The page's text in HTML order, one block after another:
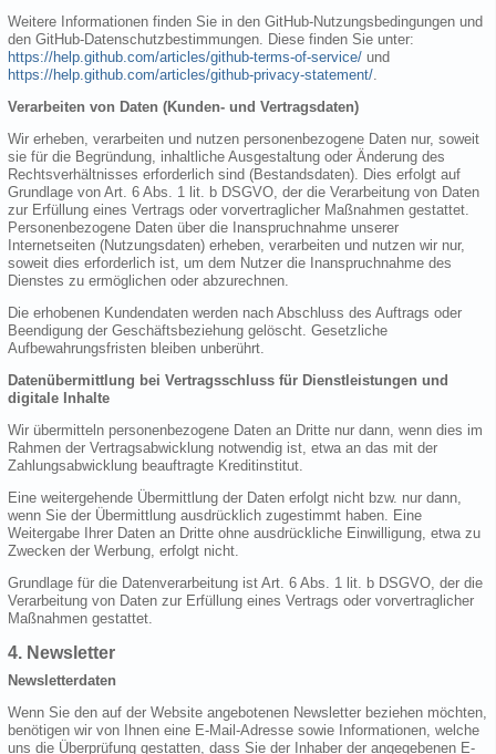
Weitere Informationen finden Sie in den GitHub-Nutzungsbedingungen und
den GitHub-Datenschutzbestimmungen. Diese finden Sie unter:
https://help.github.com/articles/github-terms-of-service/ und
https://help.github.com/articles/github-privacy-statement/.
Verarbeiten von Daten (Kunden- und Vertragsdaten)
Wir erheben, verarbeiten und nutzen personenbezogene Daten nur, soweit
sie für die Begründung, inhaltliche Ausgestaltung oder Änderung des
Rechtsverhältnisses erforderlich sind (Bestandsdaten). Dies erfolgt auf
Grundlage von Art. 6 Abs. 1 lit. b DSGVO, der die Verarbeitung von Daten
zur Erfüllung eines Vertrags oder vorvertraglicher Maßnahmen gestattet.
Personenbezogene Daten über die Inanspruchnahme unserer
Internetseiten (Nutzungsdaten) erheben, verarbeiten und nutzen wir nur,
soweit dies erforderlich ist, um dem Nutzer die Inanspruchnahme des
Dienstes zu ermöglichen oder abzurechnen.
Die erhobenen Kundendaten werden nach Abschluss des Auftrags oder
Beendigung der Geschäftsbeziehung gelöscht. Gesetzliche
Aufbewahrungsfristen bleiben unberührt.
Datenübermittlung bei Vertragsschluss für Dienstleistungen und
digitale Inhalte
Wir übermitteln personenbezogene Daten an Dritte nur dann, wenn dies im
Rahmen der Vertragsabwicklung notwendig ist, etwa an das mit der
Zahlungsabwicklung beauftragte Kreditinstitut.
Eine weitergehende Übermittlung der Daten erfolgt nicht bzw. nur dann,
wenn Sie der Übermittlung ausdrücklich zugestimmt haben. Eine
Weitergabe Ihrer Daten an Dritte ohne ausdrückliche Einwilligung, etwa zu
Zwecken der Werbung, erfolgt nicht.
Grundlage für die Datenverarbeitung ist Art. 6 Abs. 1 lit. b DSGVO, der die
Verarbeitung von Daten zur Erfüllung eines Vertrags oder vorvertraglicher
Maßnahmen gestattet.
4. Newsletter
Newsletterdaten
Wenn Sie den auf der Website angebotenen Newsletter beziehen möchten,
benötigen wir von Ihnen eine E-Mail-Adresse sowie Informationen, welche
uns die Überprüfung gestatten, dass Sie der Inhaber der angegebenen E-